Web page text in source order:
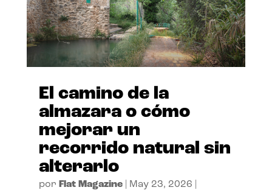
El camino de la
almazara o cómo
mejorar un
recorrido natural sin
alterarlo
por Flat Magazine| May 23, 2026